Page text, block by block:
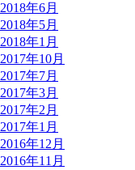
2018年6月
2018年5月
2018年1月
2017年10月
2017年7月
2017年3月
2017年2月
2017年1月
2016年12月
2016年11月